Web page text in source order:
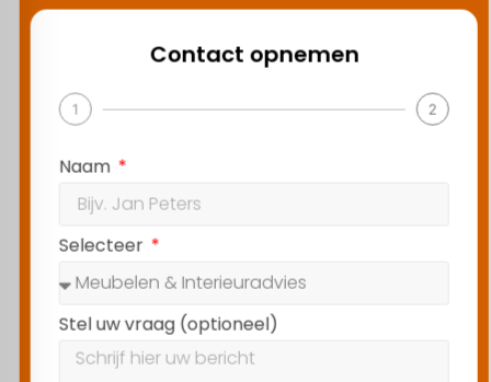
Contact opnemen
1 2
Naam
Selecteer
Stel uw vraag (optioneel)